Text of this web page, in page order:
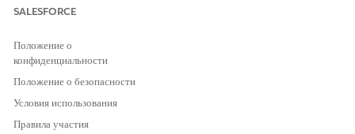
представители должны знать, как оценивать поля (низкий,
SALESFORCE
Положение о
конфиденциальности
Положение о безопасности
Условия использования
Правила участия